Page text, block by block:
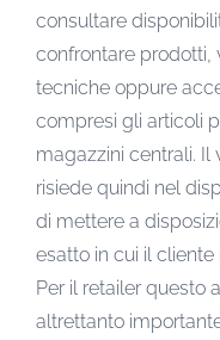
consultare
confrontare prodotti,
tecniche oppure
compresi gli articoli
magazzini centrali. Il
risiede quindi nel
di mettere a
esatto in cui il cliente
Per il retailer questo
altrettanto